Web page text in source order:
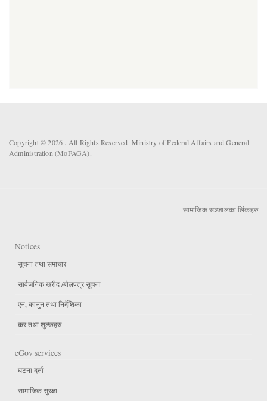
Copyright © 2026 . All Rights Reserved. Ministry of Federal Affairs and General
Administration (MoFAGA).
सामाजिक सञ्जालका लिंकहरु
Notices
सूचना तथा समाचार
सार्वजनिक खरीद /बोलपत्र सूचना
एन, कानुन तथा निर्देशिका
कर तथा शुल्कहरु
eGov services
घटना दर्ता
सामाजिक सुरक्षा